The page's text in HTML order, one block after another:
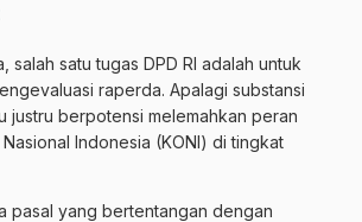
salah satu tugas DPD RI adalah untuk
raperda. Apalagi substansi
justru berpotensi melemahkan peran
Indonesia (KONI) di tingkat
pasal yang bertentangan dengan